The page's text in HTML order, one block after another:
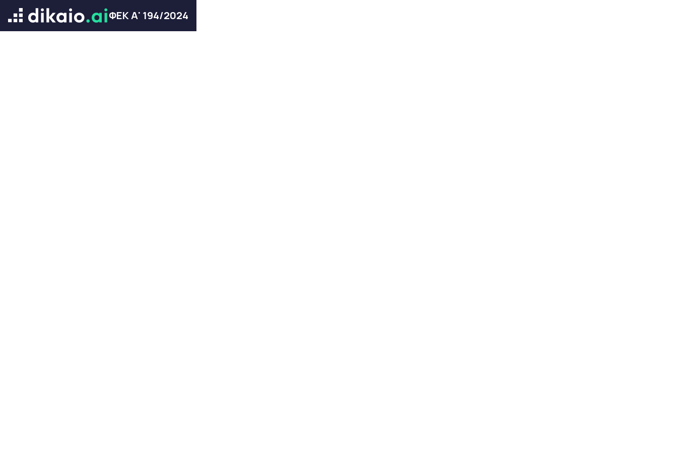
ΦΕΚ Α' 194/2024